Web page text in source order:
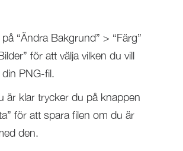
“Ändra Bakgrund” > “Färg”
för att välja vilken du vill
PNG-fil.
är klar trycker du på knappen
för att spara filen om du är
den.